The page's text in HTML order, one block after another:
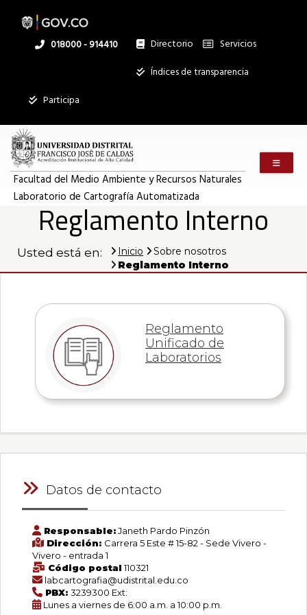
contenido
Linea
018000 - 914410 Directorio
Institucional
Servicios
Índices de transparencia
Participa
Facultad del Medio Ambiente y Recursos Naturales
Laboratorio de Cartografía Automatizada
Reglamento Interno
registros
Buscar:
Servicios
Ningún dato
disponible en
esta tabla
Mostrando
registros
Usted está en: Inicio
Sobre nosotros
Reglamento Interno
Reglamento
Unificado de
Laboratorios
Datos de contacto
Responsable:Janeth Pardo Pinzón
Dirección: Carrera 5 Este # 15-82 - Sede Vivero -
Vivero - entrada 1
Código postal110321
labcartografia@udistrital.edu.co
PBX: 3239300 Ext:
Lunes a viernes de 6:00 a.m. a 10:00 p.m.